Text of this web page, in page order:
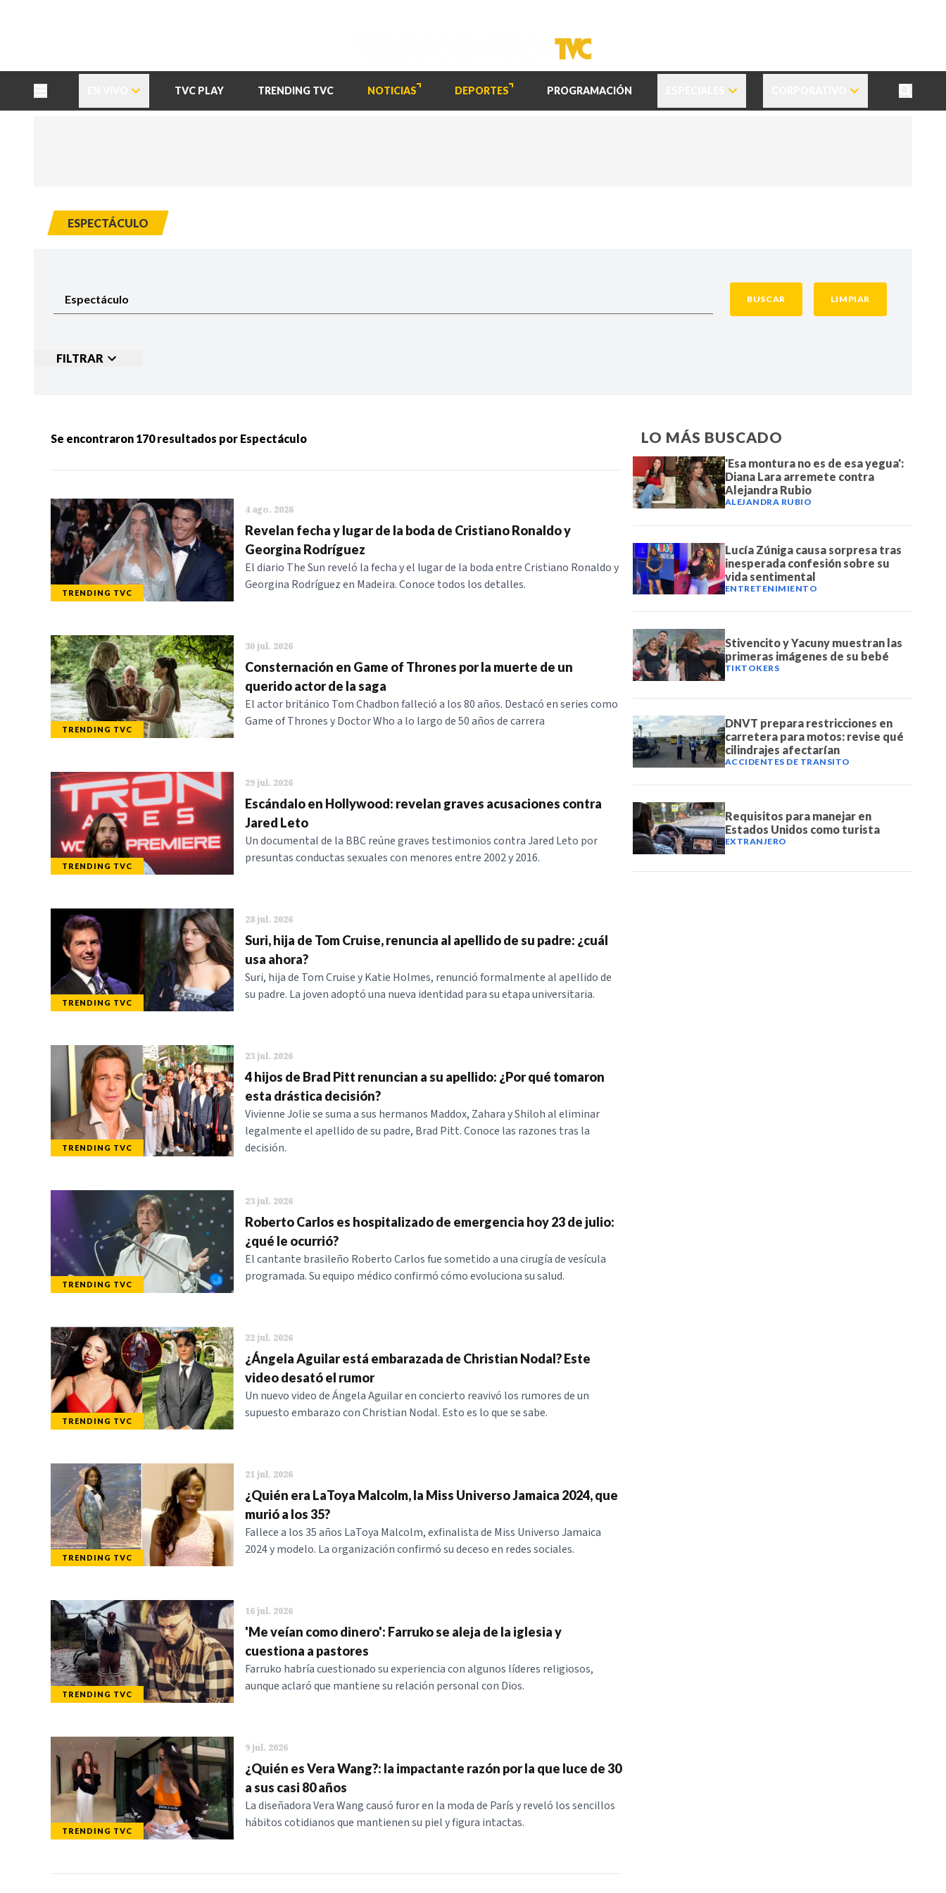
TVC PLAY TRENDING TVC NOTICIAS DEPORTES PROGRAMACIÓN
ESPECTÁCULO
BUSCAR LIMPIAR
FILTRAR
Categorias: NOTICIAS SERIES
Se encontraron 170 resultados por Espectáculo
TRENDING TVC
4 ago. 2026
Revelan fecha y lugar de la boda de Cristiano Ronaldo y
Georgina Rodríguez
El diario The Sun reveló la fecha y el lugar de la boda entre Cristiano Ronaldo y
Georgina Rodríguez en Madeira. Conoce todos los detalles.
TRENDING TVC
30 jul. 2026
Consternación en Game of Thrones por la muerte de un
querido actor de la saga
El actor británico Tom Chadbon falleció a los 80 años. Destacó en series como
Game of Thrones y Doctor Who a lo largo de 50 años de carrera
TRENDING TVC
29 jul. 2026
Escándalo en Hollywood: revelan graves acusaciones contra
Jared Leto
Un documental de la BBC reúne graves testimonios contra Jared Leto por
presuntas conductas sexuales con menores entre 2002 y 2016.
TRENDING TVC
28 jul. 2026
Suri, hija de Tom Cruise, renuncia al apellido de su padre: ¿cuál
usa ahora?
Suri, hija de Tom Cruise y Katie Holmes, renunció formalmente al apellido de
su padre. La joven adoptó una nueva identidad para su etapa universitaria.
TRENDING TVC
23 jul. 2026
4 hijos de Brad Pitt renuncian a su apellido: ¿Por qué tomaron
esta drástica decisión?
Vivienne Jolie se suma a sus hermanos Maddox, Zahara y Shiloh al eliminar
legalmente el apellido de su padre, Brad Pitt. Conoce las razones tras la
decisión.
TRENDING TVC
23 jul. 2026
Roberto Carlos es hospitalizado de emergencia hoy 23 de julio:
¿qué le ocurrió?
El cantante brasileño Roberto Carlos fue sometido a una cirugía de vesícula
programada. Su equipo médico confirmó cómo evoluciona su salud.
TRENDING TVC
22 jul. 2026
¿Ángela Aguilar está embarazada de Christian Nodal? Este
video desató el rumor
Un nuevo video de Ángela Aguilar en concierto reavivó los rumores de un
supuesto embarazo con Christian Nodal. Esto es lo que se sabe.
TRENDING TVC
21 jul. 2026
¿Quién era LaToya Malcolm, la Miss Universo Jamaica 2024, que
murió a los 35?
Fallece a los 35 años LaToya Malcolm, exfinalista de Miss Universo Jamaica
2024 y modelo. La organización confirmó su deceso en redes sociales.
TRENDING TVC
16 jul. 2026
'Me veían como dinero': Farruko se aleja de la iglesia y
cuestiona a pastores
Farruko habría cuestionado su experiencia con algunos líderes religiosos,
aunque aclaró que mantiene su relación personal con Dios.
TRENDING TVC
9 jul. 2026
¿Quién es Vera Wang?: la impactante razón por la que luce de 30
a sus casi 80 años
La diseñadora Vera Wang causó furor en la moda de París y reveló los sencillos
hábitos cotidianos que mantienen su piel y figura intactas.
LO MÁS BUSCADO
'Esa montura no es de esa yegua':
Diana Lara arremete contra
Alejandra Rubio
ALEJANDRA RUBIO
Lucía Zúniga causa sorpresa tras
inesperada confesión sobre su
vida sentimental
ENTRETENIMIENTO
Stivencito y Yacuny muestran las
primeras imágenes de su bebé
TIKTOKERS
DNVT prepara restricciones en
carretera para motos: revise qué
cilindrajes afectarían
ACCIDENTES DE TRANSITO
Requisitos para manejar en
Estados Unidos como turista
EXTRANJERO